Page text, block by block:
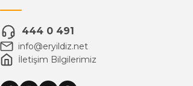
444 0 491
info@eryildiz.net
İletişim Bilgilerimiz